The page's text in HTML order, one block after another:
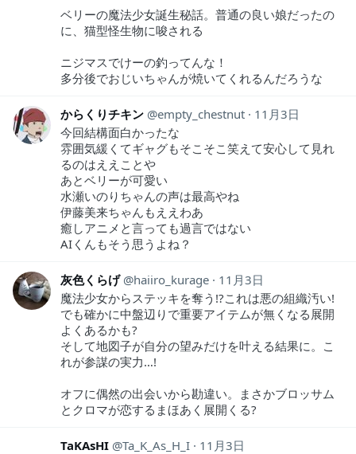
ベリーの魔法少女誕生秘話。普通の良い娘だったの
に、猫型怪生物に唆される
ニジマスでけーの釣ってんな！
多分後でおじいちゃんが焼いてくれるんだろうな
からくりチキン empty_chestnut
11月3日
今回結構面白かったな
雰囲気緩くてギャグもそこそこ笑えて安心して見れ
るのはええことや
あとベリーが可愛い
水瀬いのりちゃんの声は最高やね
伊藤美来ちゃんもええわあ
癒しアニメと言っても過言ではない
AIくんもそう思うよね？
灰色くらげ haiiro_kurage
11月3日
魔法少女からステッキを奪う!?これは悪の組織汚い!
でも確かに中盤辺りで重要アイテムが無くなる展開
よくあるかも?
そして地図子が自分の望みだけを叶える結果に。こ
れが参謀の実力…!
オフに偶然の出会いから勘違い。まさかブロッサム
とクロマが恋するまほあく展開くる?
TaKAsHI Ta_K_As_H_I
11月3日